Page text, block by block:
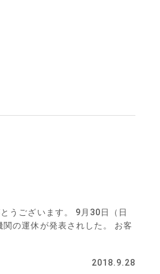
うございます。 9月30日（日
の運休が発表されした。 お客
2018.9.28